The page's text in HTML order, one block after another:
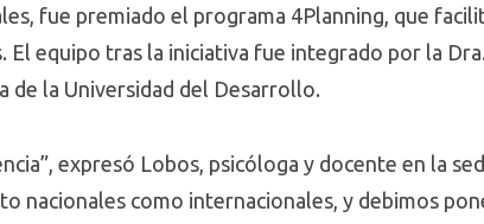
fue premiado el programa 4Planning, que
equipo tras la iniciativa fue integrado por la
de la Universidad del Desarrollo.
expresó Lobos, psicóloga y docente en la
nacionales como internacionales, y debimos